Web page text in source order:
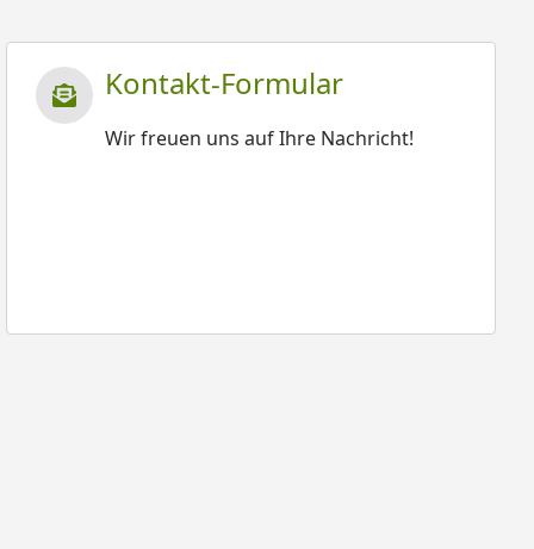
Kontakt-Formular
Wir freuen uns auf Ihre Nachricht!